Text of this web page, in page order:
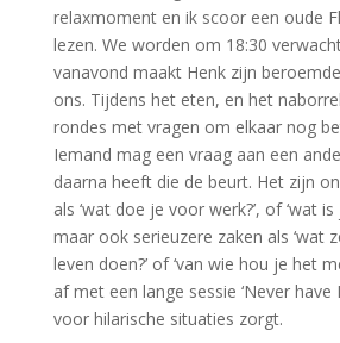
relaxmoment en ik scoor een oude
lezen. We worden om 18:30
vanavond maakt Henk zijn
ons. Tijdens het eten, en het
rondes met vragen om elkaar nog
Iemand mag een vraag aan een
daarna heeft die de beurt. Het zijn
als ‘wat doe je voor werk?’, of ‘wat is
maar ook serieuzere zaken als ‘wat
leven doen?’ of ‘van wie hou je het
af met een lange sessie ‘Never have
voor hilarische situaties zorgt.